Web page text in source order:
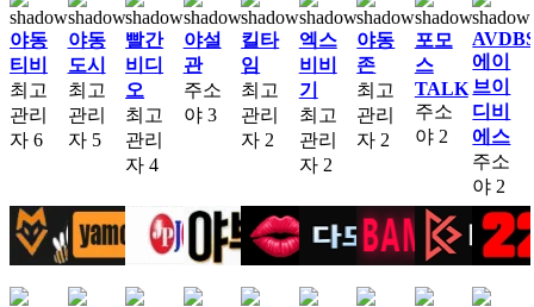
야동
티비
최고
관리
자 6
야동
도시
최고
관리
자 5
빨간
비디
오
최고
관리
자 4
야설
관
주소
야 3
킬타
임
최고
관리
자 2
엑스
비비
기
최고
관리
자 2
야동
존
최고
관리
자 2
포모
스
TALK
주소
야 2
에이
브이
디비
에스
주소
야 2